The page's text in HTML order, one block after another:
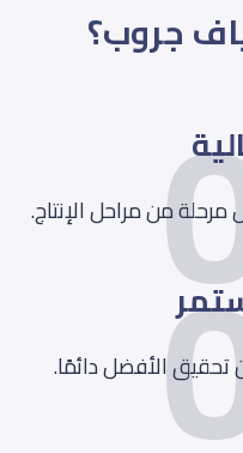
جروب؟
مرحلة من مراحل الإنتاج.
تحقيق الأفضل دائمًا.